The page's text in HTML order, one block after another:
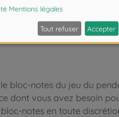
bloc-notes du jeu du
dont vous avez besoin
notes en toute